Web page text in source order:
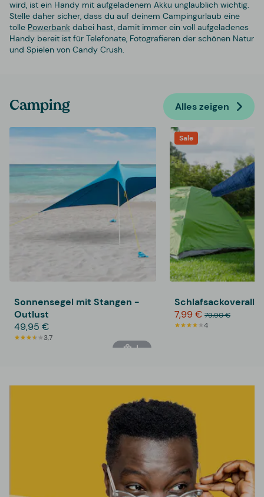
wird, ist ein Handy mit aufgeladenem Akku unglaublich wichtig.
Stelle daher sicher, dass du auf deinem Campingurlaub eine
tolle Powerbank dabei hast, damit immer ein voll aufgeladenes
Handy bereit ist für Telefonate, Fotografieren der schönen Natur
und Spielen von Candy Crush.
Camping Alles zeigen
Sonnensegel mit Stangen -
Outlust
49,95 €
3,7
Sale
Schlafsackoverall
7,99 € 79,90 €
4